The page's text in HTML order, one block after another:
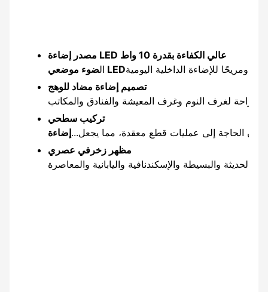
مصدر إضاءة LED عالي الكفاءة بقدرة 10 واط
ال ضوء موضعي LED
تصميم إضاءة مضاد للوهج
تركيب سطحي
الحاجة إلى عمليات قطع معقدة، مما يجعل...
مظهر زخرفي عصري